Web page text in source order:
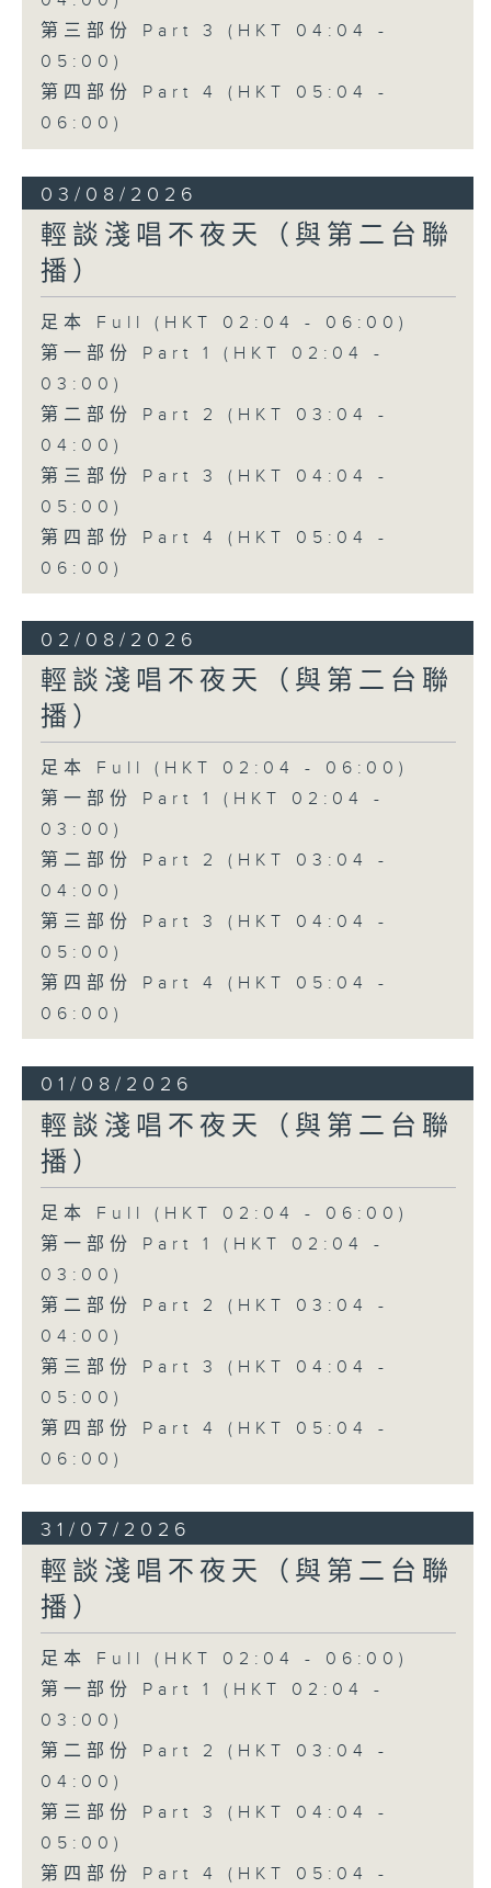
第三部份 Part 3 (HKT 04:04 -
05:00)
第四部份 Part 4 (HKT 05:04 -
06:00)
03/08/2026
輕談淺唱不夜天（與第二台聯
播）
足本 Full (HKT 02:04 - 06:00)
第一部份 Part 1 (HKT 02:04 -
03:00)
第二部份 Part 2 (HKT 03:04 -
04:00)
第三部份 Part 3 (HKT 04:04 -
05:00)
第四部份 Part 4 (HKT 05:04 -
06:00)
02/08/2026
輕談淺唱不夜天（與第二台聯
播）
足本 Full (HKT 02:04 - 06:00)
第一部份 Part 1 (HKT 02:04 -
03:00)
第二部份 Part 2 (HKT 03:04 -
04:00)
第三部份 Part 3 (HKT 04:04 -
05:00)
第四部份 Part 4 (HKT 05:04 -
06:00)
01/08/2026
輕談淺唱不夜天（與第二台聯
播）
足本 Full (HKT 02:04 - 06:00)
第一部份 Part 1 (HKT 02:04 -
03:00)
第二部份 Part 2 (HKT 03:04 -
04:00)
第三部份 Part 3 (HKT 04:04 -
05:00)
第四部份 Part 4 (HKT 05:04 -
06:00)
31/07/2026
輕談淺唱不夜天（與第二台聯
播）
足本 Full (HKT 02:04 - 06:00)
第一部份 Part 1 (HKT 02:04 -
03:00)
第二部份 Part 2 (HKT 03:04 -
04:00)
第三部份 Part 3 (HKT 04:04 -
05:00)
第四部份 Part 4 (HKT 05:04 -